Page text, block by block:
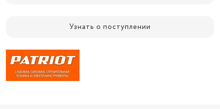
Узнать о поступлении